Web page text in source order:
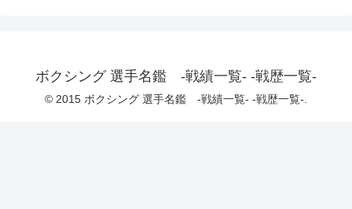
ボクシング 選手名鑑 -戦績一覧- -戦歴一覧-
© 2015 ボクシング 選手名鑑 -戦績一覧- -戦歴一覧-.